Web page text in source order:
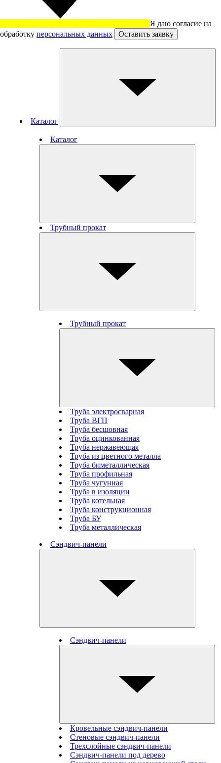
Я даю согласие на
обработку персональных данных Оставить заявку
Каталог
Каталог
Трубный прокат
Трубный прокат
Труба электросварная
Труба ВГП
Труба бесшовная
Труба оцинкованная
Труба нержавеющая
Труба из цветного металла
Труба биметаллическая
Труба профильная
Труба чугунная
Труба в изоляции
Труба котельная
Труба конструкционная
Труба БУ
Труба металлическая
Сэндвич-панели
Сэндвич-панели
Кровельные сэндвич-панели
Стеновые cэндвич-панели
Трехслойные сэндвич-панели
Сэндвич-панели под дерево